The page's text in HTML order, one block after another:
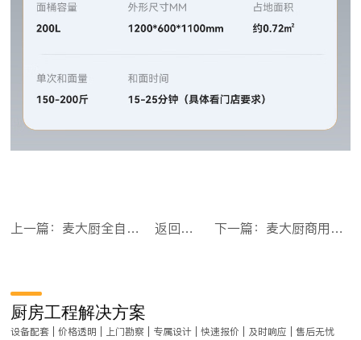
上一篇：麦大厨全自动和面机商用搅面包子馒头揉面50KG静音和面机 返回目录 下一篇：麦大厨商用和面机搅面全自动包子馒头揉面100KG翻斗和面机
厨房工程解决方案
设备配套 | 价格透明 | 上门勘察 | 专属设计 | 快速报价 | 及时响应 | 售后无忧